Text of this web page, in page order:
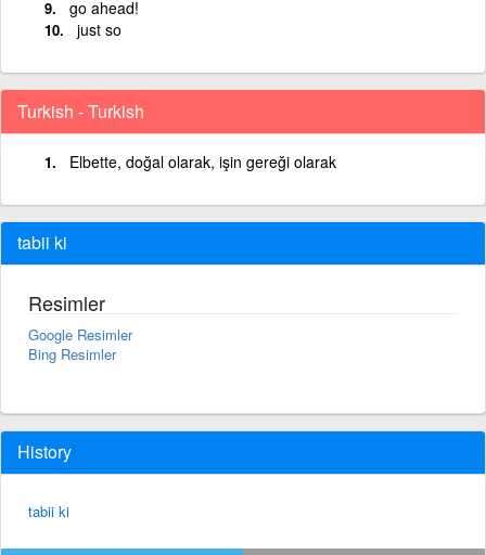
go ahead!
just so
Turkish - Turkish
Elbette, doğal olarak, işin gereği olarak
tabii ki
Resimler
Google Resimler
Bing Resimler
History
tabii ki